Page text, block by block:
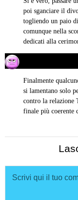
poi sganciare il
togliendo un paio
comunque nella
dedicati alla
detto:
Finalmente
si lamentano solo
contro la relazione
finale più coerente